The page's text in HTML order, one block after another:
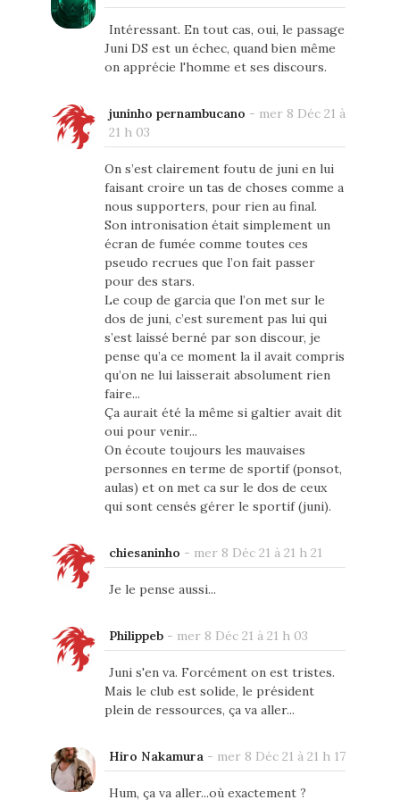
Intéressant. En tout cas, oui, le passage
Juni DS est un échec, quand bien même
on apprécie l'homme et ses discours.
juninho pernambucano - mer 8 Déc 21 à
21 h 03
On s’est clairement foutu de juni en lui
faisant croire un tas de choses comme a
nous supporters, pour rien au final.
Son intronisation était simplement un
écran de fumée comme toutes ces
pseudo recrues que l’on fait passer
pour des stars.
Le coup de garcia que l’on met sur le
dos de juni, c’est surement pas lui qui
s’est laissé berné par son discour, je
pense qu’a ce moment la il avait compris
qu’on ne lui laisserait absolument rien
faire...
Ça aurait été la même si galtier avait dit
oui pour venir...
On écoute toujours les mauvaises
personnes en terme de sportif (ponsot,
aulas) et on met ca sur le dos de ceux
qui sont censés gérer le sportif (juni).
chiesaninho - mer 8 Déc 21 à 21 h 21
Je le pense aussi...
Philippeb- mer 8 Déc 21 à 21 h 03
Juni s'en va. Forcément on est tristes.
Mais le club est solide, le président
plein de ressources, ça va aller...
Hiro Nakamura- mer 8 Déc 21 à 21 h 17
Hum, ça va aller...où exactement ?